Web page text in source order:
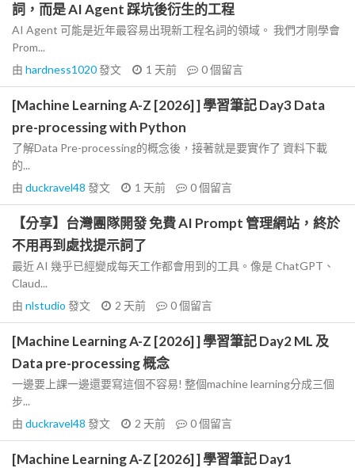
詞，而是 AI Agent 踩坑後衍生的工程
AI Agent 可能是近年最容易出現新工程名詞的領域。 我們才剛學會
Prom...
由 hardness1020發文 1 天前 0個留言
[Machine Learning A-Z [2026] ] 學習筆記 Day3 Data
pre-processing with Python
了解Data Pre-processing的概念後，接著就是要實作了 資料下載
的...
由 duckravel48 發文 1 天前 0個留言
【分享】台灣團隊開發 免費 AI Prompt 管理網站，終於
不用再到處找提示詞了
最近 AI 幾乎已經變成每天工作都會用到的工具。像是 ChatGPT、
Claud...
由 nlstudio 發文 2 天前 0個留言
[Machine Learning A-Z [2026] ] 學習筆記 Day2 ML 及
Data pre-processing 概念
一邊要上課一邊還要寫這個不容易! 整個machine learning分成三個
步...
由 duckravel48 發文 2 天前 0個留言
[Machine Learning A-Z [2026] ] 學習筆記 Day1